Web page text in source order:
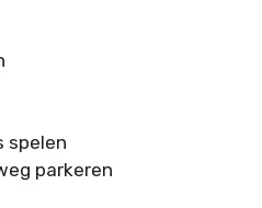
spelen
parkeren